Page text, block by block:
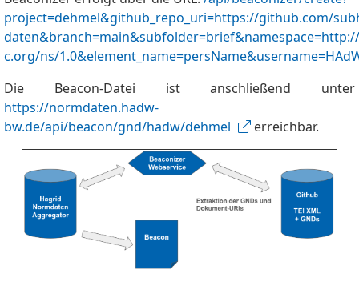
project=dehmel&github_repo_uri=https://github.com/
c.org/ns/
Die Beacon-Datei ist anschließend unter
https://normdaten.hadw-
bw.de/api/beacon/gnd/hadw/dehmel
erreichbar.